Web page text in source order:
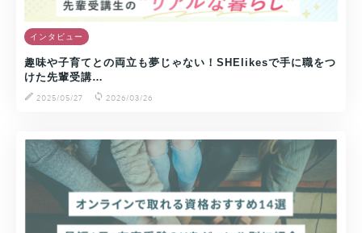
インタビュー
趣味や子育てとの両立も夢じゃない！SHElikesで手に職をつ
けた先輩受講…
2025/05/27
2026/03/26